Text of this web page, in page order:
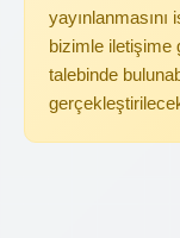
bizimle iletişime
talebinde